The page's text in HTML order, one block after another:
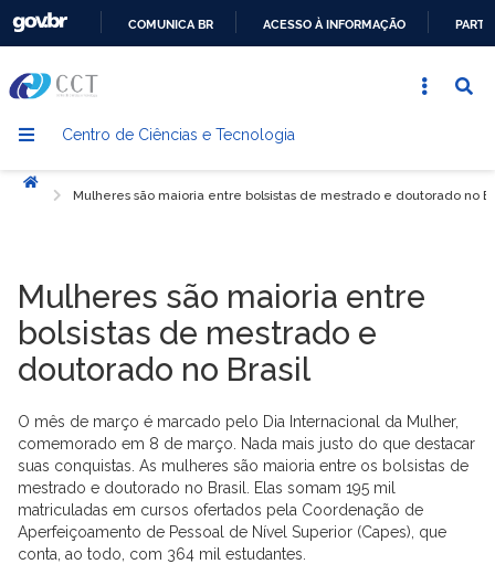
CONTEÚDO
COMUNICA BR ACESSO À INFORMAÇÃO
Centro de Ciências e Tecnologia
Início
Mulheres são maioria entre bolsistas de mestrado e doutorado no
Mulheres são maioria entre
bolsistas de mestrado e
doutorado no Brasil
O mês de março é marcado pelo Dia Internacional da Mulher,
comemorado em 8 de março. Nada mais justo do que destacar
suas conquistas. As mulheres são maioria entre os bolsistas de
mestrado e doutorado no Brasil. Elas somam 195 mil
matriculadas em cursos ofertados pela Coordenação de
Aperfeiçoamento de Pessoal de Nível Superior (Capes), que
conta, ao todo, com 364 mil estudantes.